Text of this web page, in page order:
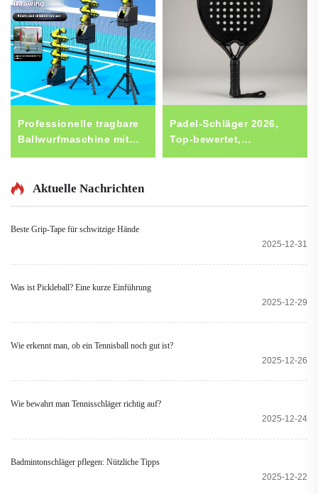
Professionelle tragbare
Ballwurfmaschine mit
Pickleball-Tennis-
Padel-Schläger 2026,
Top-bewertet,
Aktuelle Nachrichten
Beste Grip-Tape für schwitzige Hände
2025-12-31
Was ist Pickleball? Eine kurze Einführung
2025-12-29
Wie erkennt man, ob ein Tennisball noch gut ist?
2025-12-26
Wie bewahrt man Tennisschläger richtig auf?
2025-12-24
Badmintonschläger pflegen: Nützliche Tipps
2025-12-22